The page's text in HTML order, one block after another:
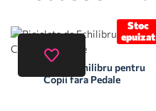
Stoc
epuizat
Bicicleta de Echilibru pentru
Copii fara Pedale